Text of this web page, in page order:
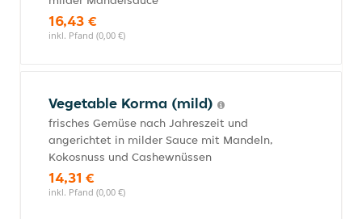
16,43 €
inkl. Pfand (0,00 €)
Vegetable Korma (mild)
frisches Gemüse nach Jahreszeit und
angerichtet in milder Sauce mit Mandeln,
Kokosnuss und Cashewnüssen
14,31 €
inkl. Pfand (0,00 €)